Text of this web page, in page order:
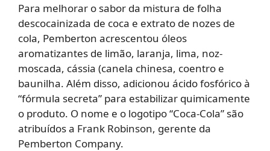
Para melhorar o sabor da mistura de folha
descocainizada de coca e extrato de nozes de
cola, Pemberton acrescentou óleos
aromatizantes de limão, laranja, lima, noz-
moscada, cássia (canela chinesa, coentro e
baunilha. Além disso, adicionou ácido fosfórico à
“fórmula secreta” para estabilizar quimicamente
o produto. O nome e o logotipo “Coca-Cola” são
atribuídos a Frank Robinson, gerente da
Pemberton Company.